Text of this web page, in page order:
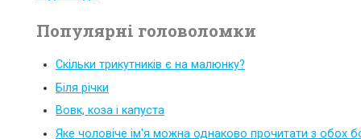
Популярні головоломки
Скільки трикутників є на малюнку?
Біля річки
Вовк, коза і капуста
Яке чоловіче ім'я можна однаково прочитати з обох